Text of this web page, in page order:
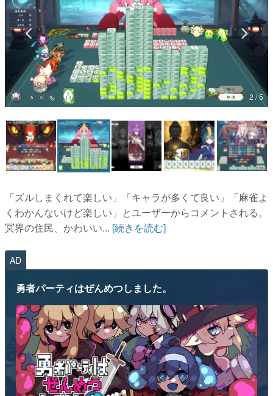
イニーP氏が徹底調査。
カテゴリ
特集記事
マンガ
女性向け
アプリレビュー
その他
運営：株式会社マレ
2 / 5
「ズルしまくれて楽しい」「キャラが多くて良い」「麻雀よ
くわかんないけど楽しい」とユーザーからコメントされる。
冥界の住民、かわいい... [続きを読む]
AD
勇者パーティはぜんめつしました。